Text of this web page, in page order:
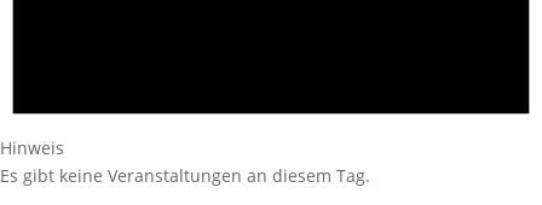
Hinweis
Es gibt keine Veranstaltungen an diesem Tag.